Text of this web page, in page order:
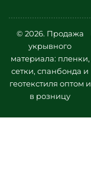
© 2026. Продажа
укрывного
материала: пленки,
сетки, спанбонда и
геотекстиля оптом и
в розницу